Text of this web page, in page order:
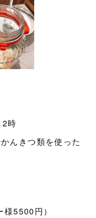
時
んきつ類を使った
5500円）